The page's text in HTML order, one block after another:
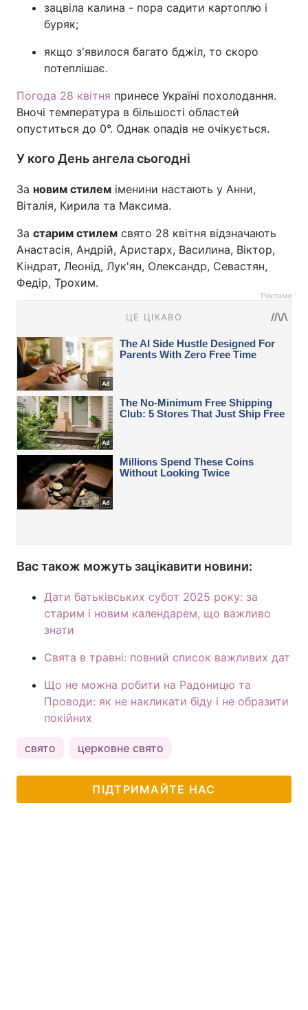
зацвіла калина - пора садити картоплю і
буряк;
якщо з'явилося багато бджіл, то скоро
потеплішає.
Погода 28 квітня принесе Україні похолодання.
Вночі температура в більшості областей
опуститься до 0°. Однак опадів не очікується.
У кого День ангела сьогодні
За новим стилем іменини настають у Анни,
Віталія, Кирила та Максима.
За старим стилем свято 28 квітня відзначають
Анастасія, Андрій, Аристарх, Василина, Віктор,
Кіндрат, Леонід, Лук'ян, Олександр, Севастян,
Федір, Трохим.
Реклама
Вас також можуть зацікавити новини:
Дати батьківських субот 2025 року: за
старим і новим календарем, що важливо
знати
Свята в травні: повний список важливих дат
Що не можна робити на Радоницю та
Проводи: як не накликати біду і не образити
покійних
свято церковне свято
ПІДТРИМАЙТЕ НАС